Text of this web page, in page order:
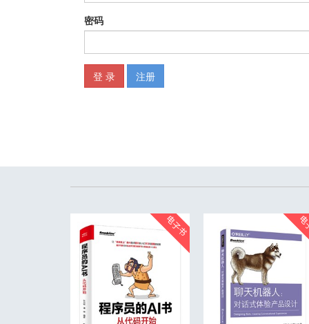
第3 章 实战：股票量化
3.1 第一步：构造童话世界
3.1.1 股票是什么
3.1.4 回顾
3.2 第二步：应用机器学习
3.3.1 回测
3.3.2 基于特征的交易预测
3.3.3 破灭的童话——真实世界的机器学习
第二篇 深度学习篇
第4 章 深度学习：背景和工具
4.1 背景
4.1.1 人工智能——为机器赋予人的智能
4.1.2 图灵测试
4.1.3 强人工智能 vs 弱人工智能
4.1.4 机器学习和深度学习